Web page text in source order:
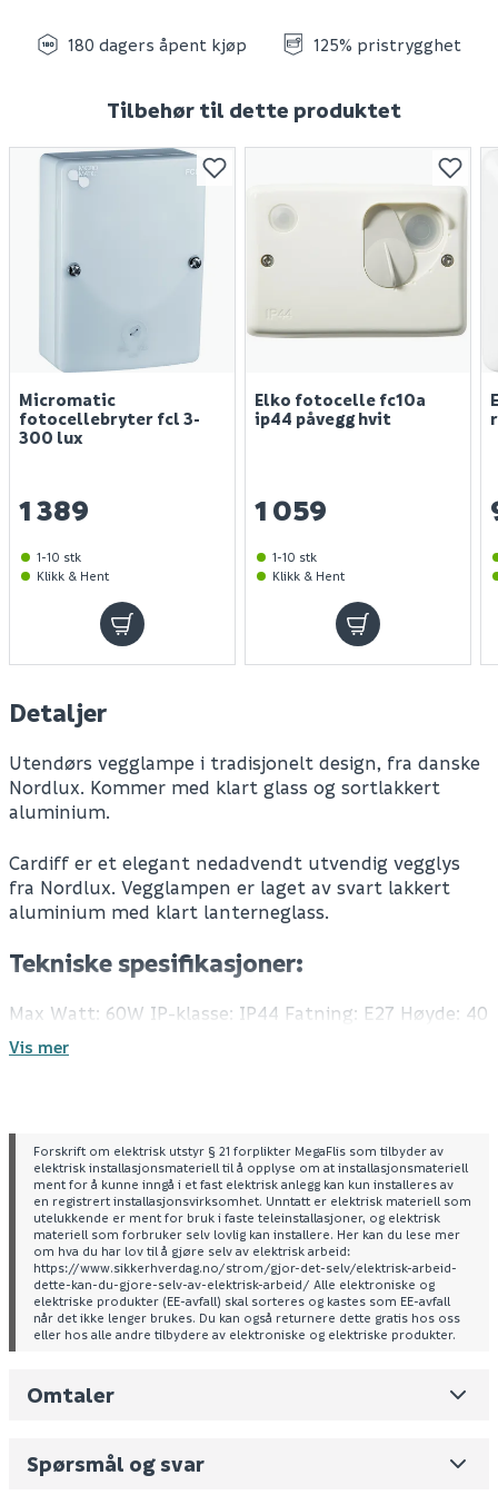
180 dagers åpent kjøp 125% pristrygghet
Tilbehør til dette produktet
Micromatic
fotocellebryter fcl 3-
300 lux
1 389
1-10 stk
Klikk & Hent
Elko fotocelle fc10a
ip44 påvegg hvit
1 059
1-10 stk
Klikk & Hent
Detaljer
Utendørs vegglampe i tradisjonelt design, fra danske
Nordlux. Kommer med klart glass og sortlakkert
aluminium.
Cardiff er et elegant nedadvendt utvendig vegglys
fra Nordlux. Vegglampen er laget av svart lakkert
aluminium med klart lanterneglass.
Tekniske spesifikasjoner:
Max Watt: 60W IP-klasse: IP44 Fatning: E27 Høyde: 40
cm Projeksjon: 27 cm Bredde: 21 cm Skjermdiameter:
14 cm Leveres uten lyskilde Klasse 1: Krever jordet
Vis mer
Forskrift om elektrisk utstyr § 21 forplikter MegaFlis som tilbyder av
elektrisk installasjonsmateriell til å opplyse om at installasjonsmateriell
ment for å kunne inngå i et fast elektrisk anlegg kan kun installeres av
en registrert installasjonsvirksomhet. Unntatt er elektrisk materiell som
utelukkende er ment for bruk i faste teleinstallasjoner, og elektrisk
materiell som forbruker selv lovlig kan installere. Her kan du lese mer
om hva du har lov til å gjøre selv av elektrisk arbeid:
https://www.sikkerhverdag.no/strom/gjor-det-selv/elektrisk-arbeid-
dette-kan-du-gjore-selv-av-elektrisk-arbeid/ Alle elektroniske og
elektriske produkter (EE-avfall) skal sorteres og kastes som EE-avfall
når det ikke lenger brukes. Du kan også returnere dette gratis hos oss
eller hos alle andre tilbydere av elektroniske og elektriske produkter.
Omtaler
Spørsmål og svar
Leverandørens varenummer 74381003